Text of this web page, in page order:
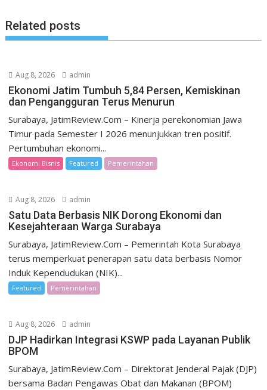
Related posts
Aug 8, 2026 admin
Ekonomi Jatim Tumbuh 5,84 Persen, Kemiskinan
dan Pengangguran Terus Menurun
Surabaya, JatimReview.Com – Kinerja perekonomian Jawa
Timur pada Semester I 2026 menunjukkan tren positif.
Pertumbuhan ekonomi...
Ekonomi Bisnis Featured Pemerintahan
Aug 8, 2026 admin
Satu Data Berbasis NIK Dorong Ekonomi dan
Kesejahteraan Warga Surabaya
Surabaya, JatimReview.Com – Pemerintah Kota Surabaya
terus memperkuat penerapan satu data berbasis Nomor
Induk Kependudukan (NIK)...
Featured Pemerintahan
Aug 8, 2026 admin
DJP Hadirkan Integrasi KSWP pada Layanan Publik
BPOM
Surabaya, JatimReview.Com – Direktorat Jenderal Pajak (DJP)
bersama Badan Pengawas Obat dan Makanan (BPOM)